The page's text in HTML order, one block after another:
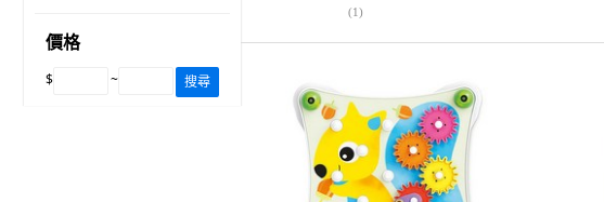
價格
$ ~ 搜尋
(1)